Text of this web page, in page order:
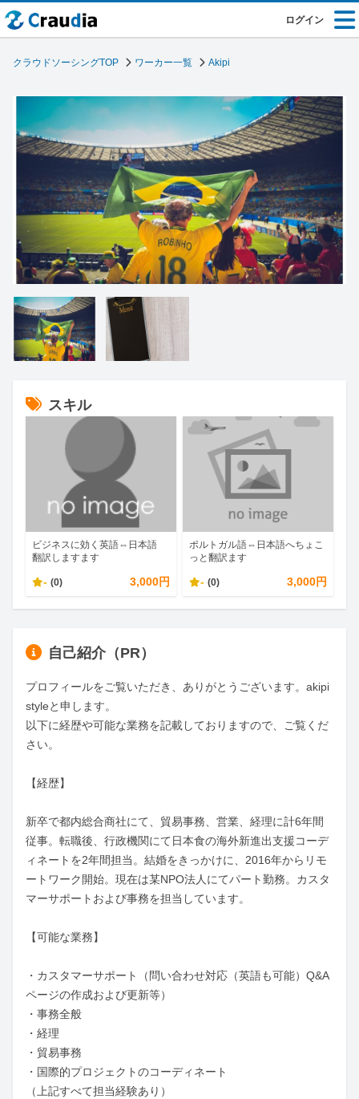
ログイン
クラウドソーシングTOP ワーカー一覧 Akipi
スキル
ビジネスに効く英語⇔日本語
翻訳しますます
- (0) 3,000円
ポルトガル語⇔日本語へちょこ
っと翻訳ます
- (0) 3,000円
自己紹介（PR）
プロフィールをご覧いただき、ありがとうございます。akipi
styleと申します。
以下に経歴や可能な業務を記載しておりますので、ご覧くだ
さい。
【経歴】
新卒で都内総合商社にて、貿易事務、営業、経理に計6年間
従事。転職後、行政機関にて日本食の海外新進出支援コーデ
ィネートを2年間担当。結婚をきっかけに、2016年からリモ
ートワーク開始。現在は某NPO法人にてパート勤務。カスタ
マーサポートおよび事務を担当しています。
【可能な業務】
・カスタマーサポート（問い合わせ対応（英語も可能）Q&A
ページの作成および更新等）
・事務全般
・経理
・貿易事務
・国際的プロジェクトのコーディネート
（上記すべて担当経験あり）